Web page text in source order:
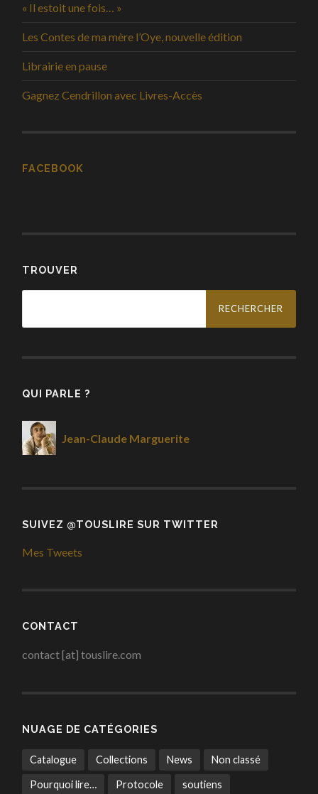
« Il estoit une fois… »
Les Contes de ma mère l’Oye, nouvelle édition
Librairie en pause
Gagnez Cendrillon avec Livres-Accès
FACEBOOK
TROUVER
Rechercher :
QUI PARLE ?
Jean-Claude Marguerite
SUIVEZ @TOUSLIRE SUR TWITTER
Mes Tweets
CONTACT
contact [at] touslire.com
NUAGE DE CATÉGORIES
Catalogue Collections News Non classé
Pourquoi lire… Protocole soutiens